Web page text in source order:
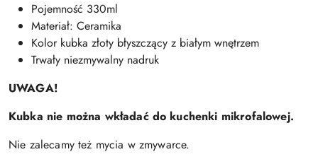
Pojemność 330ml
Materiał: Ceramika
Kolor kubka złoty błyszczący z białym wnętrzem
Trwały niezmywalny nadruk
UWAGA!
Kubka nie można wkładać do kuchenki mikrofalowej.
Nie zalecamy też mycia w zmywarce.